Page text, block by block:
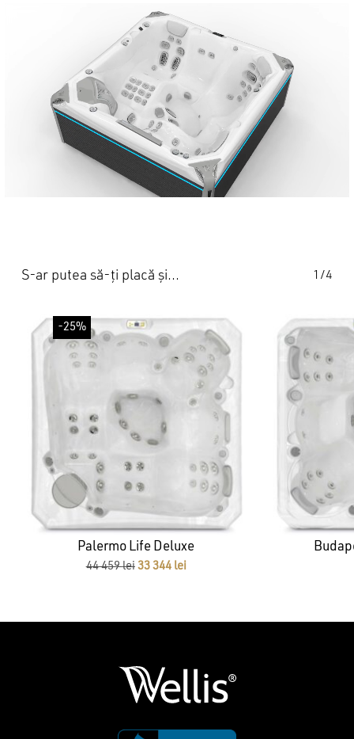
S-ar putea să-ți placă și… 1/4
-25%
Palermo Life Deluxe
44 459lei Prețul
44
33 344 leiPrețul
344 lei.